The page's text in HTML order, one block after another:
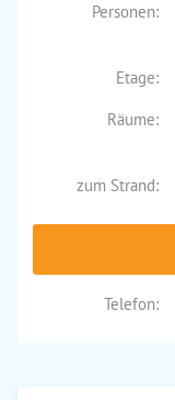
Personen:
Etage:
Räume:
zum Strand:
Telefon: